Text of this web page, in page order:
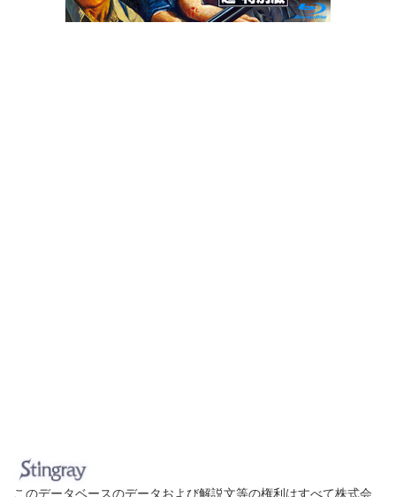
このデータベースのデータおよび解説文等の権利はすべて株式会